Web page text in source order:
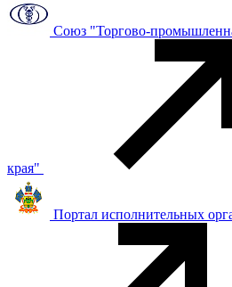
Союз "Торгово-
края"
Портал исполнительных